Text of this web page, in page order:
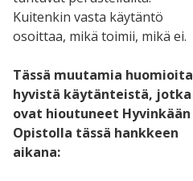
Kuitenkin vasta käytäntö
osoittaa, mikä toimii, mikä ei.
Tässä muutamia huomioita
hyvistä käytänteistä, jotka
ovat hioutuneet Hyvinkään
Opistolla tässä hankkeen
aikana: